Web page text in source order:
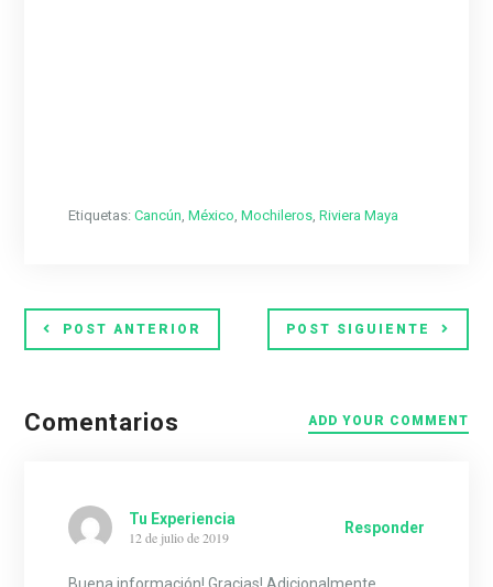
Etiquetas:Cancún,México,Mochileros,Riviera Maya
POST ANTERIOR POST SIGUIENTE
Comentarios ADD YOUR COMMENT
Tu Experiencia
12 de julio de 2019
Responder